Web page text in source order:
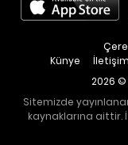
Künye İletişim
2026 ©
Sitemizde
kaynaklarına aittir.